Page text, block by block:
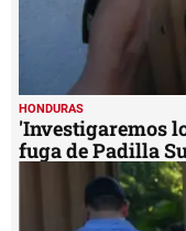
HONDURAS
'Investigaremos
fuga de Padilla